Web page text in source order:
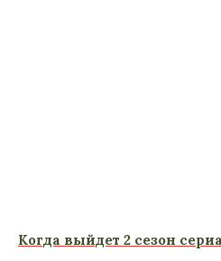
Когда выйдет 2 сезон